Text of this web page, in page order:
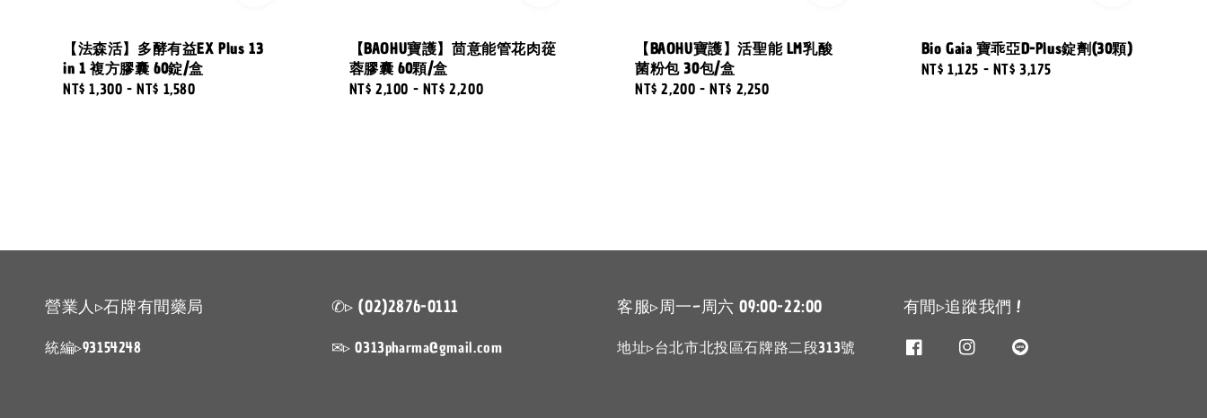
【法森活】多酵有益EX Plus 13
in 1 複方膠囊 60錠/盒
Regular
NT$ 1,300 -NT$ 1,580
【BAOHU寶護】茴意能管花肉蓯
蓉膠囊 60顆/盒
Regular
NT$ 2,100 - NT$ 2,200
【BAOHU寶護】活聖能 LM乳酸
菌粉包 30包/盒
Regular
NT$ 2,200 -NT$ 2,250
Bio Gaia 寶乖亞D-Plus錠劑(30顆)
Regular
NT$ 1,125 - NT$ 3,175
營業人▹石牌有間藥局
統編▹93154248
✆▹ (02)2876-0111
✉▹ 0313pharma@gmail.com
客服▹周一~周六 09:00-22:00
地址▹台北市北投區石牌路二段313號
有間▹追蹤我們 !